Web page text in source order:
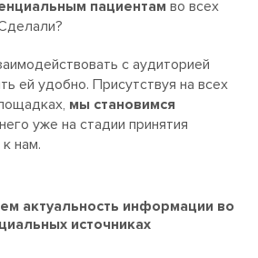
пациентам во всех
с аудиторией
ей удобно. Присутствуя на всех
мы становимся
уже на стадии принятия
нам.
актуальность информации во
источниках